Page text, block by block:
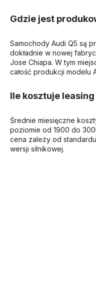
Gdzie jest
Samochody Audi Q5 są
dokładnie w nowej
Jose Chiapa. W tym
całość produkcji modelu
Ile kosztuje leasing
Średnie miesięczne
poziomie od 1900 do
cena zależy od
wersji silnikowej.